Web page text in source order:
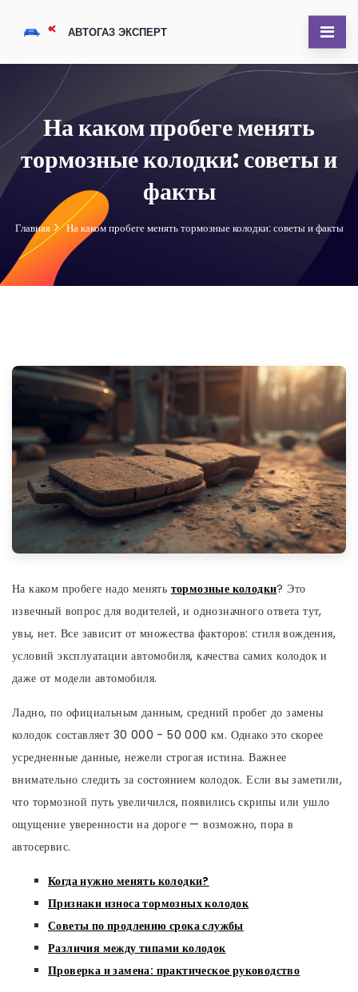
На каком пробеге менять
тормозные колодки: советы и
факты
Главная На каком пробеге менять тормозные колодки: советы и факты
На каком пробеге надо менять тормозные колодки? Это
извечный вопрос для водителей, и однозначного ответа тут,
увы, нет. Все зависит от множества факторов: стиля вождения,
условий эксплуатации автомобиля, качества самих колодок и
даже от модели автомобиля.
Ладно, по официальным данным, средний пробег до замены
колодок составляет 30 000 - 50 000 км. Однако это скорее
усредненные данные, нежели строгая истина. Важнее
внимательно следить за состоянием колодок. Если вы заметили,
что тормозной путь увеличился, появились скрипы или ушло
ощущение уверенности на дороге — возможно, пора в
автосервис.
Когда нужно менять колодки?
Признаки износа тормозных колодок
Советы по продлению срока службы
Различия между типами колодок
Проверка и замена: практическое руководство